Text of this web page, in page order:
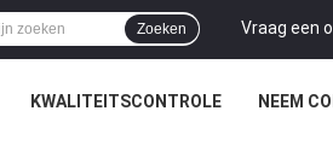
Vraag een
Zoeken
KWALITEITSCONTROLE NEEM